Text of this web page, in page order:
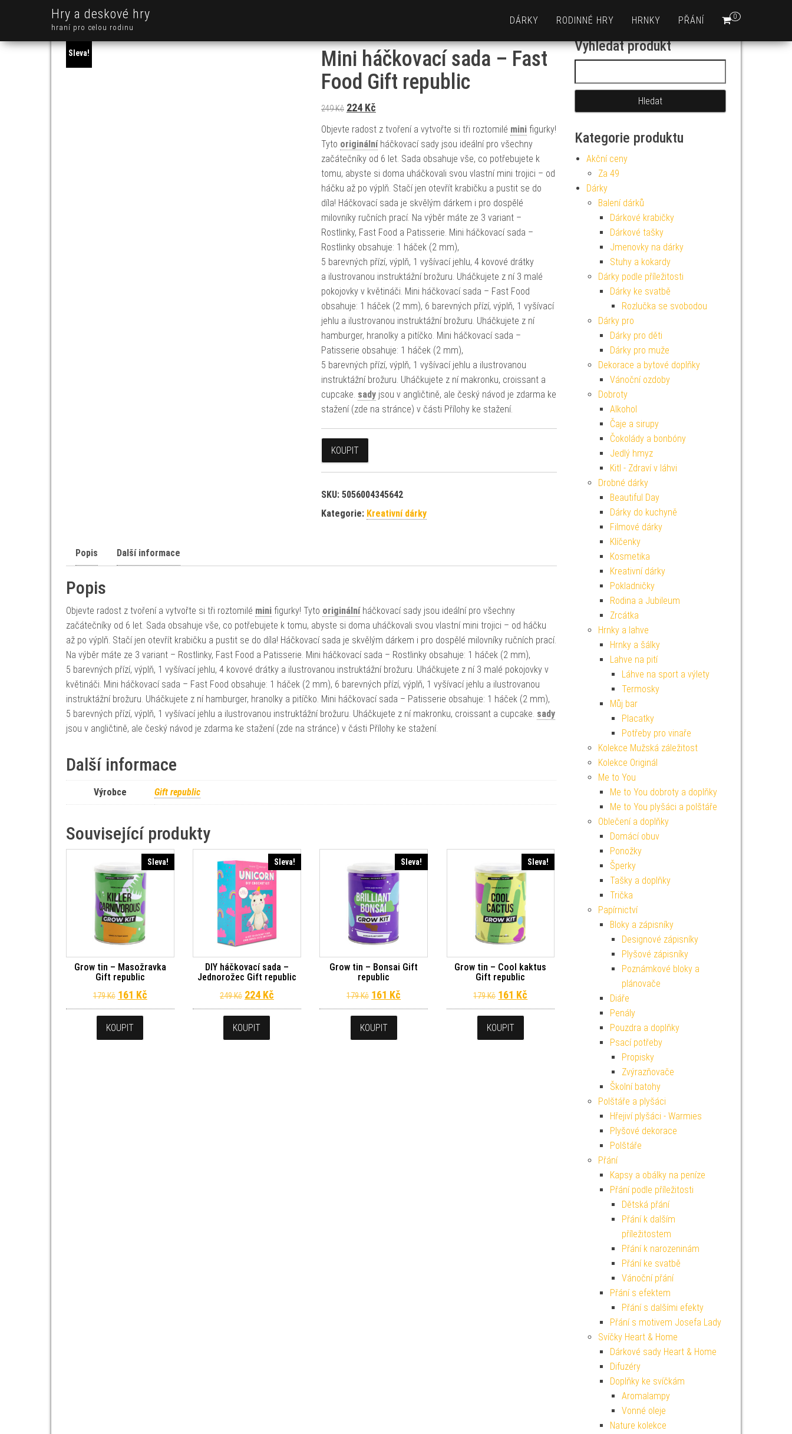
Hry a deskové hry
hraní pro celou rodinu
0
DÁRKY RODINNÉ HRY HRNKY PŘÁNÍ
Sleva!
Mini háčkovací sada – Fast
Food Gift republic
249Kč Původní cena byla: 249 Kč.
224 KčAktuální cena je: 224 Kč.
Objevte radost z tvoření a vytvořte si tři roztomilé minifigurky!
Tyto originálníháčkovací sady jsou ideální pro všechny
začátečníky od 6 let. Sada obsahuje vše, co potřebujete k
tomu, abyste si doma uháčkovali svou vlastní mini trojici – od
háčku až po výplň. Stačí jen otevřít krabičku a pustit se do
díla! Háčkovací sada je skvělým dárkem i pro dospělé
milovníky ručních prací. Na výběr máte ze 3 variant –
Rostlinky, Fast Food a Patisserie. Mini háčkovací sada –
Rostlinky obsahuje: 1 háček (2 mm),
5 barevných přízí, výplň, 1 vyšívací jehlu, 4 kovové drátky
a ilustrovanou instruktážní brožuru. Uháčkujete z ní 3 malé
pokojovky v květináči. Mini háčkovací sada – Fast Food
obsahuje: 1 háček (2 mm), 6 barevných přízí, výplň, 1 vyšívací
jehlu a ilustrovanou instruktážní brožuru. Uháčkujete z ní
hamburger, hranolky a pitíčko. Mini háčkovací sada –
Patisserie obsahuje: 1 háček (2 mm),
5 barevných přízí, výplň, 1 vyšívací jehlu a ilustrovanou
instruktážní brožuru. Uháčkujete z ní makronku, croissant a
cupcake. sadyjsou v angličtině, ale český návod je zdarma ke
stažení (zde na stránce) v části Přílohy ke stažení.
KOUPIT
SKU: 5056004345642
Kategorie: Kreativní dárky
Popis Další informace
Popis
Objevte radost z tvoření a vytvořte si tři roztomilé mini figurky! Tyto originálníháčkovací sady jsou ideální pro všechny
začátečníky od 6 let. Sada obsahuje vše, co potřebujete k tomu, abyste si doma uháčkovali svou vlastní mini trojici – od háčku
až po výplň. Stačí jen otevřít krabičku a pustit se do díla! Háčkovací sada je skvělým dárkem i pro dospělé milovníky ručních prací.
Na výběr máte ze 3 variant – Rostlinky, Fast Food a Patisserie. Mini háčkovací sada – Rostlinky obsahuje: 1 háček (2 mm),
5 barevných přízí, výplň, 1 vyšívací jehlu, 4 kovové drátky a ilustrovanou instruktážní brožuru. Uháčkujete z ní 3 malé pokojovky v
květináči. Mini háčkovací sada – Fast Food obsahuje: 1 háček (2 mm), 6 barevných přízí, výplň, 1 vyšívací jehlu a ilustrovanou
instruktážní brožuru. Uháčkujete z ní hamburger, hranolky a pitíčko. Mini háčkovací sada – Patisserie obsahuje: 1 háček (2 mm),
5 barevných přízí, výplň, 1 vyšívací jehlu a ilustrovanou instruktážní brožuru. Uháčkujete z ní makronku, croissant a cupcake. sady
jsou v angličtině, ale český návod je zdarma ke stažení (zde na stránce) v části Přílohy ke stažení.
Další informace
Výrobce Gift republic
Související produkty
Sleva!
Grow tin – Masožravka
Gift republic
179Kč Původní cena byla: 179 Kč.
161 KčAktuální cena je: 161 Kč.
KOUPIT
Sleva!
DIY háčkovací sada –
Jednorožec Gift republic
249Kč Původní cena byla: 249 Kč.
224 KčAktuální cena je: 224 Kč.
KOUPIT
Sleva!
Grow tin – Bonsai Gift
republic
179Kč Původní cena byla: 179 Kč.
161 Kč Aktuální cena je: 161 Kč.
KOUPIT
Sleva!
Grow tin – Cool kaktus
Gift republic
179Kč Původní cena byla: 179 Kč.
161 Kč Aktuální cena je: 161 Kč.
KOUPIT
Vyhledat produkt
Kategorie produktu
Akční ceny
Za 49
Dárky
Balení dárků
Dárkové krabičky
Dárkové tašky
Jmenovky na dárky
Stuhy a kokardy
Dárky podle příležitosti
Dárky ke svatbě
Rozlučka se svobodou
Dárky pro
Dárky pro děti
Dárky pro muže
Dekorace a bytové doplňky
Vánoční ozdoby
Dobroty
Alkohol
Čaje a sirupy
Čokolády a bonbóny
Jedlý hmyz
Kitl - Zdraví v láhvi
Drobné dárky
Beautiful Day
Dárky do kuchyně
Filmové dárky
Klíčenky
Kosmetika
Kreativní dárky
Pokladničky
Rodina a Jubileum
Zrcátka
Hrnky a lahve
Hrnky a šálky
Lahve na pití
Láhve na sport a výlety
Termosky
Můj bar
Placatky
Potřeby pro vinaře
Kolekce Mužská záležitost
Kolekce Originál
Me to You
Me to You dobroty a doplňky
Me to You plyšáci a polštáře
Oblečení a doplňky
Domácí obuv
Ponožky
Šperky
Tašky a doplňky
Trička
Papírnictví
Bloky a zápisníky
Designové zápisníky
Plyšové zápisníky
Poznámkové bloky a
plánovače
Diáře
Penály
Pouzdra a doplňky
Psací potřeby
Propisky
Zvýrazňovače
Školní batohy
Polštáře a plyšáci
Hřejiví plyšáci - Warmies
Plyšové dekorace
Polštáře
Přání
Kapsy a obálky na peníze
Přání podle příležitosti
Dětská přání
Přání k dalším
příležitostem
Přání k narozeninám
Přání ke svatbě
Vánoční přání
Přání s efektem
Přání s dalšími efekty
Přání s motivem Josefa Lady
Svíčky Heart & Home
Dárkové sady Heart & Home
Difuzéry
Doplňky ke svíčkám
Aromalampy
Vonné oleje
Nature kolekce